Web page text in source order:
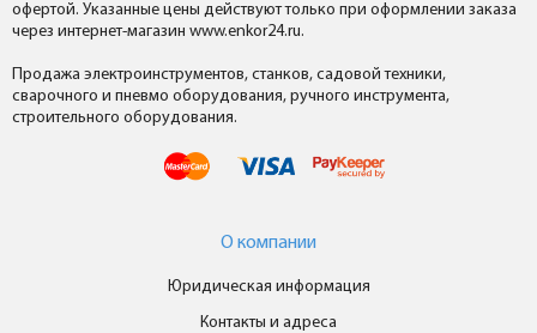
офертой. Указанные цены действуют только при оформлении заказа
через интернет-магазин www.enkor24.ru.
Продажа электроинструментов, станков, садовой техники,
сварочного и пневмо оборудования, ручного инструмента,
строительного оборудования.
О компании
Юридическая информация
Контакты и адреса